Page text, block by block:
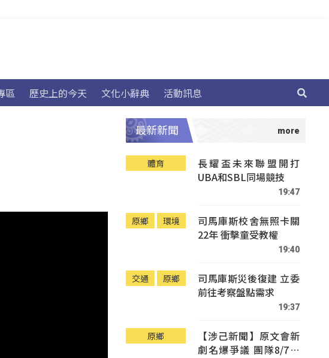
區 歷史上的今天 文化小辭典 活動訊息
最新新聞
體育
長耀盃未來聯盟開打
UBA和SBL同場競技
19:47
原鄉 環境
司馬庫斯校舍無照卡關
22年 衝擊童受教權
19:40
交通 原鄉
司馬庫斯災後復建 立委
前往考察盤點需求
19:37
原鄉
【涉己新聞】原文會新
劇名爆爭議 團隊8/7赴